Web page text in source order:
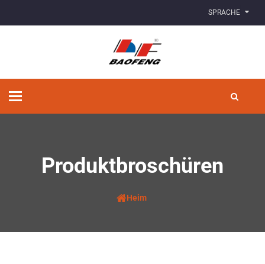
SPRACHE
Navigation
Produktbroschüren
Heim